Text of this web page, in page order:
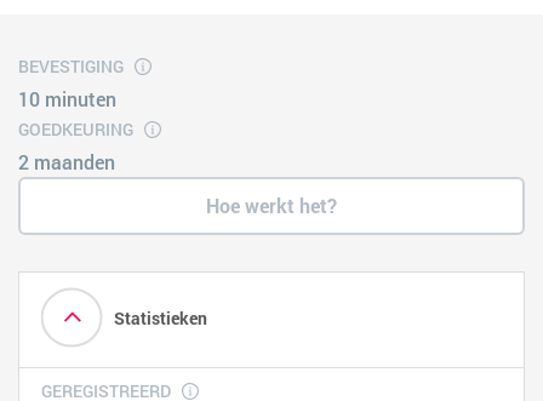
BEVESTIGING
10 minuten
GOEDKEURING
2 maanden
Hoe werkt het?
Statistieken
GEREGISTREERD